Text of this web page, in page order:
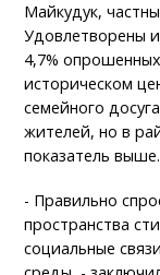
Майкудук,
Удовлетворены
4,7%
историческом
семейного
жителей, но в
показатель выше.
- Правильно
пространства
социальные